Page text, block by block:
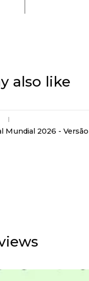
also like
|
Mundial 2026 -